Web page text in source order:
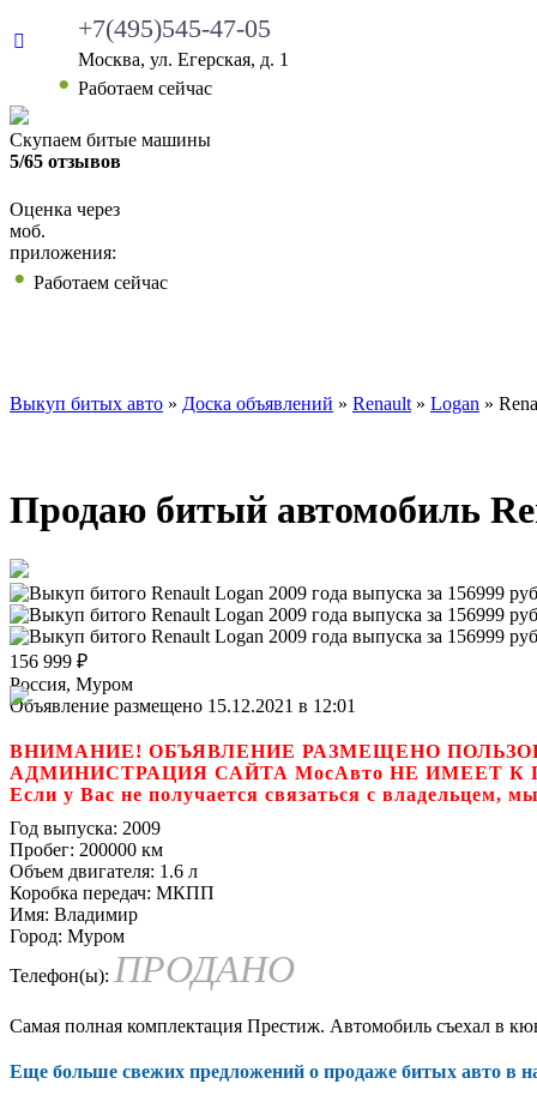
+7(495)545-47-05
Москва, ул. Егерская, д. 1
Работаем сейчас
Скупаем битые машины
5/65 отзывов
Оценка через
моб.
приложения:
Работаем сейчас
Выкуп битых авто » Доска объявлений » Renault » Logan »
Продаю битый автомобиль
156 999 ₽
Россия, Муром
Объявление размещено 15.12.2021 в 12:01
ВНИМАНИЕ! ОБЪЯВЛЕНИЕ РАЗМЕЩЕНО
АДМИНИСТРАЦИЯ САЙТА МосАвто НЕ ИМЕЕТ
Если у Вас не получается связаться с
Год выпуска: 2009
Пробег: 200000 км
Объем двигателя: 1.6 л
Коробка передач: МКПП
Имя: Владимир
Город: Муром
Телефон(ы): ПРОДАНО
Самая полная комплектация Престиж. Автомобиль съехал в
Еще больше свежих предложений о продаже битых авто в